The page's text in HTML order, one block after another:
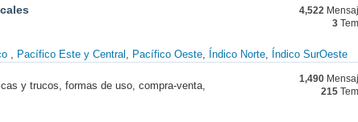
4,522
3
Pacífico Este y Central Pacífico Oeste Índico Norte Índico SurOeste
y trucos, formas de uso, compra-venta,
1,490
215